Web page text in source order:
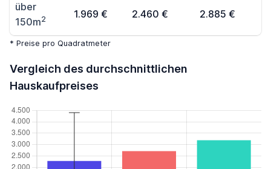
über
150m2 1.969 € 2.460 € 2.885 €
* Preise pro Quadratmeter
Vergleich des durchschnittlichen
Hauskaufpreises